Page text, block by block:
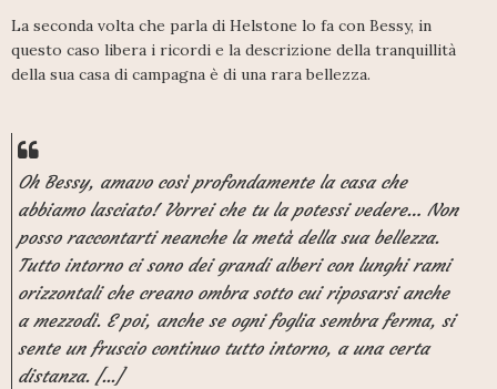
La seconda volta che parla di Helstone lo fa con Bessy, in
questo caso libera i ricordi e la descrizione della tranquillità
della sua casa di campagna è di una rara bellezza.
Oh Bessy, amavo così profondamente la casa che
abbiamo lasciato! Vorrei che tu la potessi vedere… Non
posso raccontarti neanche la metà della sua bellezza.
Tutto intorno ci sono dei grandi alberi con lunghi rami
orizzontali che creano ombra sotto cui riposarsi anche
a mezzodì. E poi, anche se ogni foglia sembra ferma, si
sente un fruscio continuo tutto intorno, a una certa
distanza. [...]